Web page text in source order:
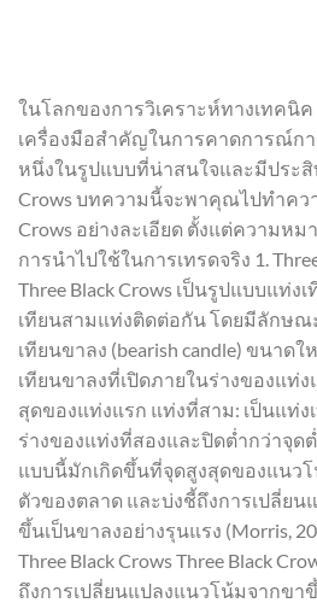
ในโลกของการวิเคราะห์ทางเทคนิ
เครื่องมือสำคัญในการคาดการณ์ก
หนึ่งในรูปแบบที่น่าสนใจและมีประสิ
Crows บทความนี้จะพาคุณไปทำควา
Crows อย่างละเอียด ตั้งแต่ความหม
การนำไปใช้ในการเทรดจริง 1.
Three Black Crows เป็นรูปแบบแท่
เทียนสามแท่งติดต่อกัน โดยมีลักษณ
เทียนขาลง (bearish candle) ขนาด
เทียนขาลงที่เปิดภายในร่างของแท่
สุดของแท่งแรก แท่งที่สาม: เป็นแท่ง
ร่างของแท่งที่สองและปิดต่ำกว่าจุด
แบบนี้มักเกิดขึ้นที่จุดสูงสุดของแนว
ตัวของตลาด และบ่งชี้ถึงการเปลี่ย
ขึ้นเป็นขาลงอย่างรุนแรง (Morris,
Three Black Crows Three Black
ถึงการเปลี่ยนแปลงแนวโน้มจากข